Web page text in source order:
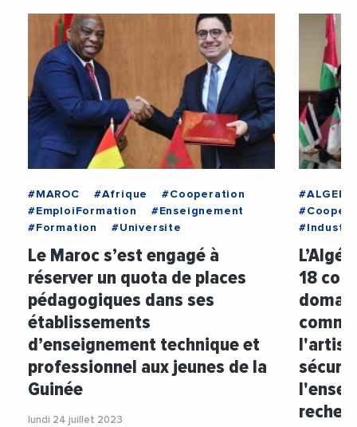
#MAROC #Afrique
#Cooperation
#EmploiFormation
#Enseignement
#Formation
#Universite
Le Maroc s’est engagé à
réserver un quota de places
pédagogiques dans ses
établissements
d’enseignement technique et
professionnel aux jeunes de la
Guinée
lundi 24 juillet 2023
#ALGERIE
18